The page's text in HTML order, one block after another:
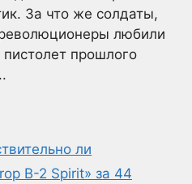
За что же солдаты,
любили
прошлого
ли
B-2 Spirit» за 44